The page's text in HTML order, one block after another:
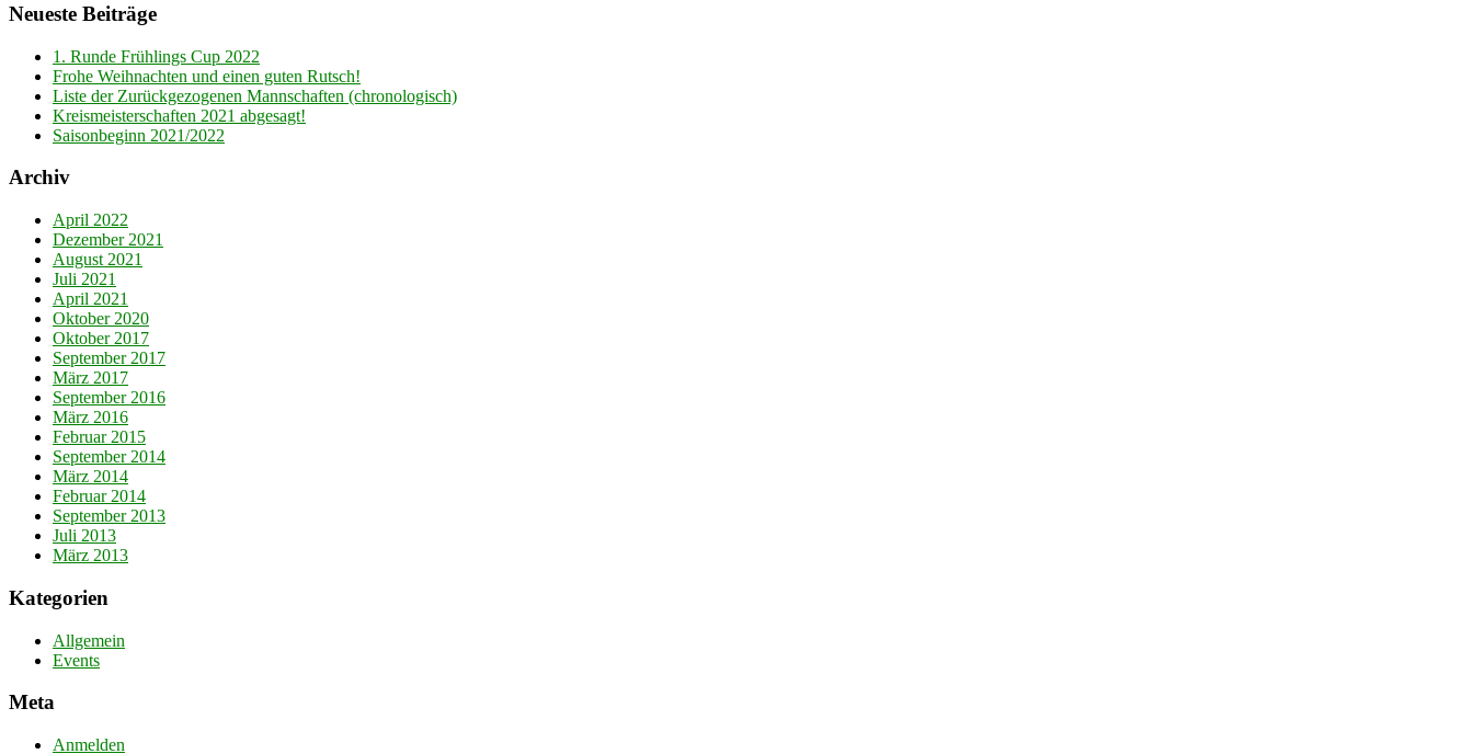
Neueste Beiträge
1. Runde Frühlings Cup 2022
Frohe Weihnachten und einen guten Rutsch!
Liste der Zurückgezogenen Mannschaften (chronologisch)
Kreismeisterschaften 2021 abgesagt!
Saisonbeginn 2021/2022
Archiv
April 2022
Dezember 2021
August 2021
Juli 2021
April 2021
Oktober 2020
Oktober 2017
September 2017
März 2017
September 2016
März 2016
Februar 2015
September 2014
März 2014
Februar 2014
September 2013
Juli 2013
März 2013
Kategorien
Allgemein
Events
Meta
Anmelden